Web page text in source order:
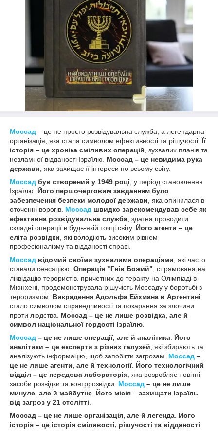
Моссад – це не просто розвідувальна служба, а легендарна
організація, яка стала символом ефективності та рішучості. Її
історія – це хроніка сміливих операцій , зухвалих планів та
незламної відданості Ізраїлю. Моссад – це невидима рука
держави , яка захищає її інтереси по всьому світу.
Моссад був створений у 1949 році , у період становлення
Ізраїлю. Його першочерговим завданням було
забезпечення безпеки молодої держави , яка опинилася в
оточенні ворогів. Моссад швидко зарекомендував себе як
ефективна розвідувальна служба , здатна проводити
складні операції в будь-якій точці світу. Його агенти – це
еліта розвідки , які володіють високим рівнем
професіоналізму та відданості справі.
Моссад відомий своїми зухвалими операціями , які часто
ставали сенсацією. Операція "Гнів Божий" , спрямована на
ліквідацію терористів, причетних до теракту на Олімпіаді в
Мюнхені, продемонструвала рішучість Моссаду у боротьбі з
тероризмом. Викрадення Адольфа Ейхмана в Аргентині
стало символом справедливості та покарання за злочини
проти людства. Моссад – це не лише розвідка, але й
символ національної гордості Ізраїлю
Моссад – це не лише операції, але й аналітика Його
аналітики – це експерти з різних галузей , які збирають та
аналізують інформацію, щоб запобігти загрозам. Моссад –
це не лише агенти, але й технології. Його технологічний
відділ – це передова лабораторія , яка розробляє новітні
засоби розвідки та контррозвідки. Моссад – це не лише
минуле, але й майбутнє Його місія – захищати Ізраїль
від загроз у 21 столітті
Моссад – це не лише організація, але й легенда Його
історія – це історія сміливості, рішучості та відданості